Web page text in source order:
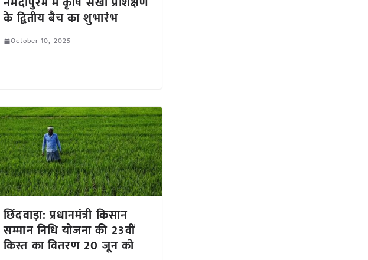
के द्वितीय बैच का शुभारंभ
October 10, 2025
छिंदवाड़ा: प्रधानमंत्री किसान
सम्मान निधि योजना की 23वीं
किस्त का वितरण 20 जून को